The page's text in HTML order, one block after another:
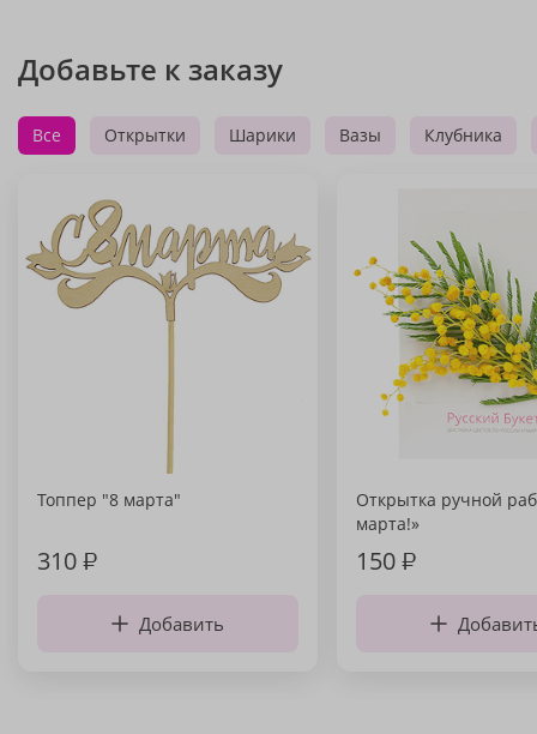
Добавьте к заказу
Все Открытки Шарики Вазы Клубника
Топпер "8 марта"
310₽
Добавить
Открытка ручной
марта!»
150₽